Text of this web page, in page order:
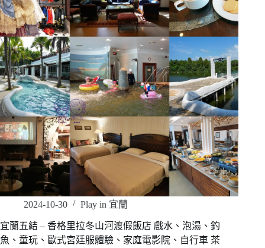
2024-10-30 Play in 宜蘭
宜蘭五結 – 香格里拉冬山河渡假飯店 戲水、泡湯、釣
魚、童玩、歐式宮廷服體驗、家庭電影院、自行車 茶